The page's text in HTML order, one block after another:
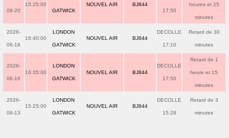
06-20
15:25:00
GATWICK
NOUVEL AIR BJ844
17:50
heures et 25
minutes
2026-
06-18
16:40:00
LONDON
GATWICK
NOUVEL AIR BJ844
DECOLLE
17:10
Retard de 30
minutes
2026-
06-16
16:35:00
LONDON
GATWICK
NOUVEL AIR BJ844
DECOLLE
17:50
Retard de 1
heure et 15
minutes
2026-
06-13
15:25:00
LONDON
GATWICK
NOUVEL AIR BJ844
DECOLLE
15:28
Retard de 3
minutes